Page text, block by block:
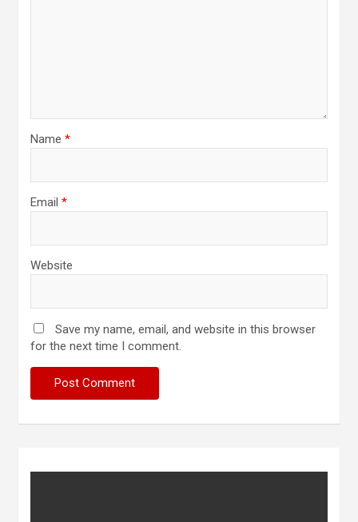
Name *
Email *
Website
Save my name, email, and website in this browser
for the next time I comment.